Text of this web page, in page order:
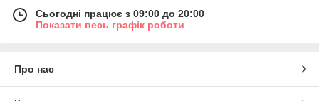
Сьогодні працює з 09:00 до 20:00
Показати весь графік роботи
Про нас